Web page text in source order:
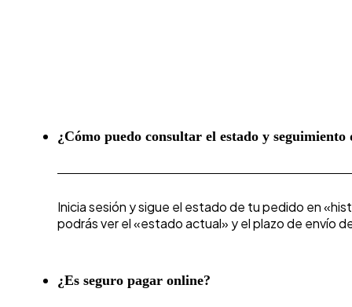
¿Cómo puedo consultar el estado y seguimiento
Inicia sesión y sigue el estado de tu pedido en
podrás ver el «estado actual» y el plazo de envío
¿Es seguro pagar online?